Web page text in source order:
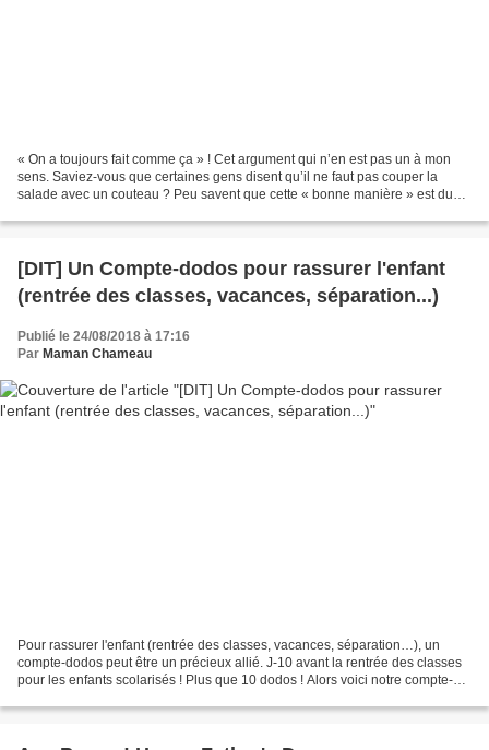
« On a toujours fait comme ça » ! Cet argument qui n’en est pas un à mon
sens. Saviez-vous que certaines gens disent qu’il ne faut pas couper la
salade avec un couteau ? Peu savent que cette « bonne manière » est due
[DIT] Un Compte-dodos pour rassurer l'enfant
(rentrée des classes, vacances, séparation...)
Publié le 24/08/2018 à 17:16
Par Maman Chameau
Pour rassurer l'enfant (rentrée des classes, vacances, séparation…), un
compte-dodos peut être un précieux allié. J-10 avant la rentrée des classes
pour les enfants scolarisés ! Plus que 10 dodos ! Alors voici notre compte-